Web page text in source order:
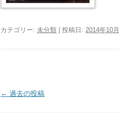
カテゴリー: 未分類 | 投稿日: 2014年10
投
← 過去の投稿